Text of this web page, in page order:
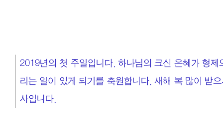
2019년의 첫 주일입니다. 하나님의 크신 은혜가 형
리는 일이 있게 되기를 축원합니다. 새해 복 많이 받
사입니다.